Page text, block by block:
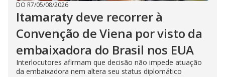
DO R7/05/08/2026
Itamaraty deve recorrer à
Convenção de Viena por visto da
embaixadora do Brasil nos EUA
Interlocutores afirmam que decisão não impede atuação
da embaixadora nem altera seu status diplomático